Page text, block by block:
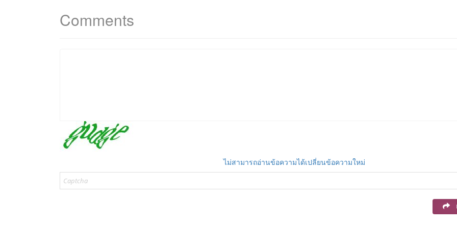
Comments
ไม่สามารถอ่านข้อความได้เปลี่ยนข้อความใหม่